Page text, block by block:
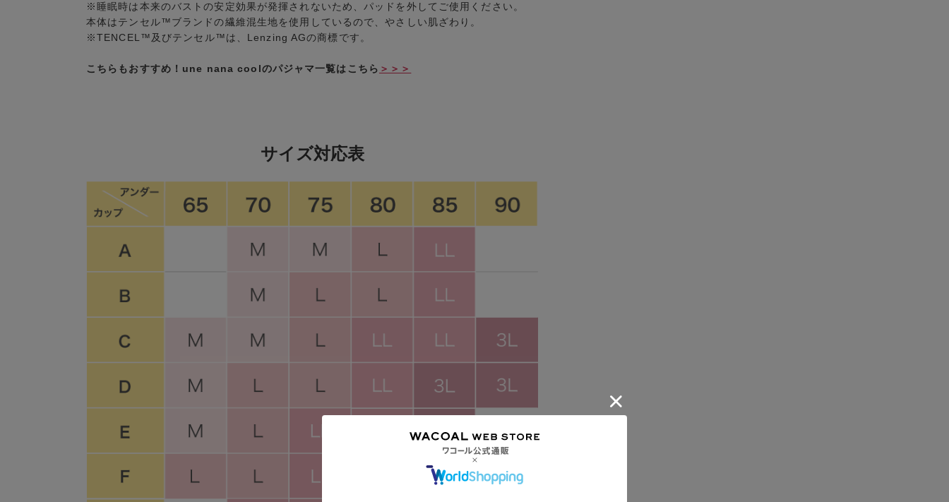
※睡眠時は本来のバストの安定効果が発揮されないため、パッドを外してご使用ください。
本体はテンセル™ブランドの繊維混生地を使用しているので、やさしい肌ざわり。
※TENCEL™及びテンセル™は、Lenzing AGの商標です。
こちらもおすすめ！une nana coolのパジャマ一覧はこちら ＞＞＞
サイズ対応表